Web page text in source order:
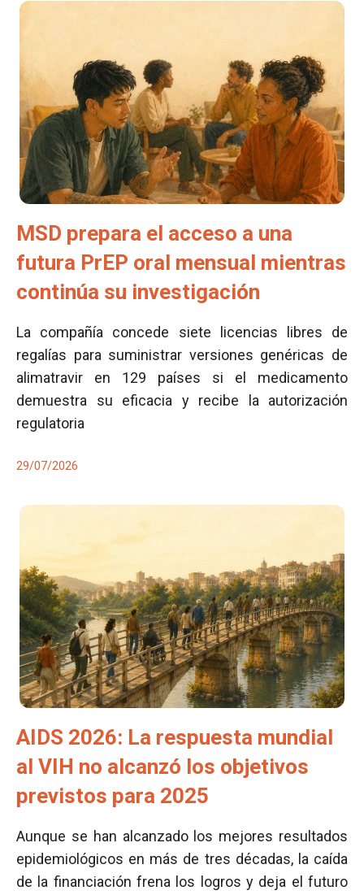
MSD prepara el acceso a una
futura PrEP oral mensual mientras
continúa su investigación
La compañía concede siete licencias libres de
regalías para suministrar versiones genéricas de
alimatravir en 129 países si el medicamento
demuestra su eficacia y recibe la autorización
regulatoria
29/07/2026
AIDS 2026: La respuesta mundial
al VIH no alcanzó los objetivos
previstos para 2025
Aunque se han alcanzado los mejores resultados
epidemiológicos en más de tres décadas, la caída
de la financiación frena los logros y deja el futuro